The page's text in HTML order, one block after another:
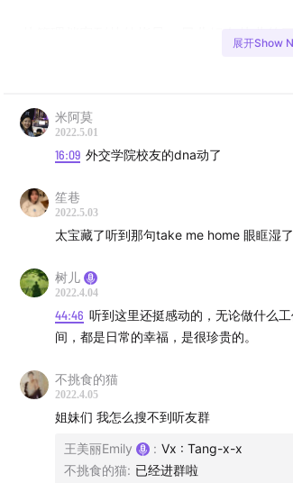
从管理档案到赴外指导，贝儿姐在从业的
杂的政治环境，如今听来依然惊心动魄。
络亲友，还有驻在国发生战乱、涉华事件
助。
贝儿姐在国外的十多年，也帮助了许多华
卡，这些也都是她宝贵的珍藏。
如今贝儿姐已经退休在家，照顾人家的同
养花、养鱼、学钢琴、上网课，每天都闲
生，现在正痴迷于“用婴儿的眼睛重新认识
经历世事，贝儿姐依然对身边的一切充满
姐，认识外交官，感受历练过的岁月，如
展开Show
米阿莫
2022.5.01
16:09 外交学院校友的dna动了
笙巷
2022.5.03
太宝藏了听到那句take me home 眼眶湿了
树儿
2022.4.04
44:46 听到这里还挺感动的，无论做什么
间，都是日常的幸福，是很珍贵的。
不挑食的猫
2022.4.05
姐妹们 我怎么搜不到听友群
王美丽Emily : Vx : Tang-x-x
不挑食的猫: 已经进群啦